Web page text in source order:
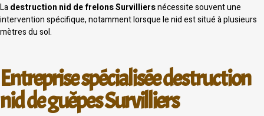
Ladestruction nid de frelons Survilliersnécessite souvent une
intervention spécifique, notamment lorsque le nid est situé à plusieurs
mètres du sol.
Entreprise spécialisée destruction
nid de guêpes Survilliers